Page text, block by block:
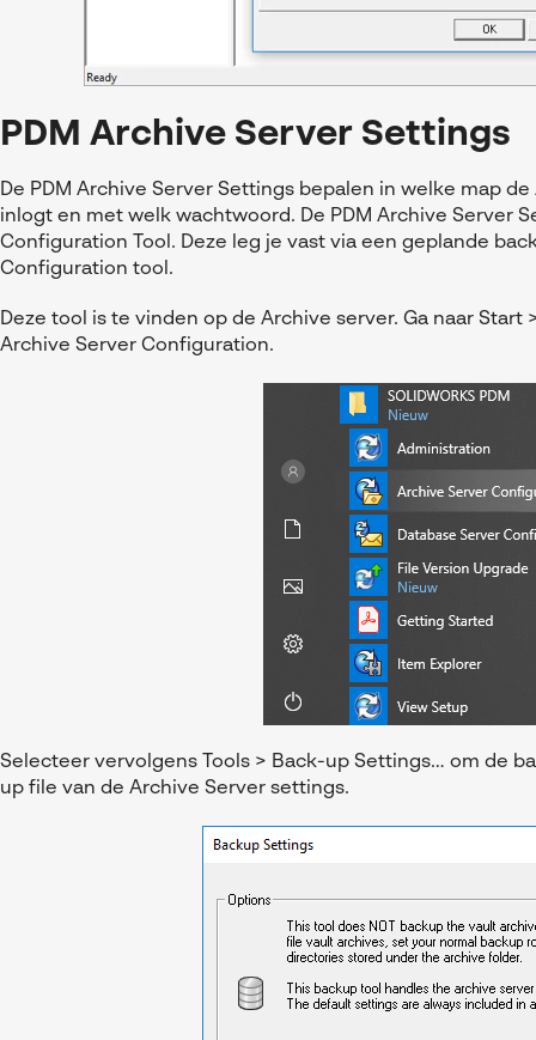
PDM Archive Server Settings
De PDM Archive Server Settings bepalen in welke map
inlogt en met welk wachtwoord. De PDM Archive Server
Configuration Tool. Deze leg je vast via een geplande
Configuration tool.
Deze tool is te vinden op de Archive server. Ga naar Start
Archive Server Configuration.
Selecteer vervolgens Tools > Back-up Settings… om de
up file van de Archive Server settings.